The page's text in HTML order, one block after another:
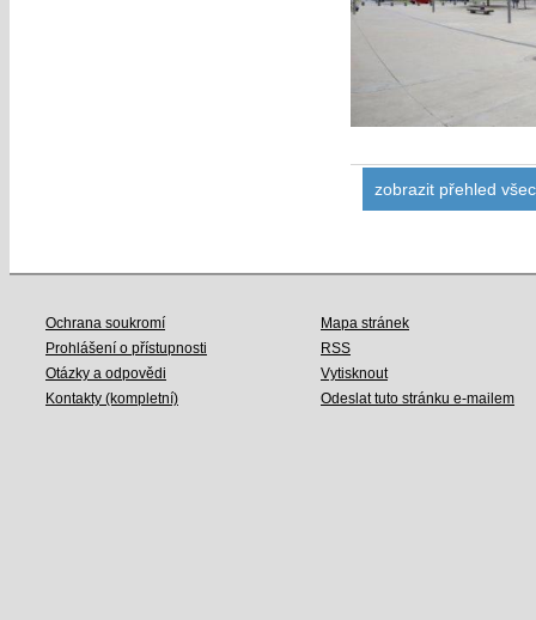
zobrazit přehled
Ochrana soukromí
Prohlášení o přístupnosti
Otázky a odpovědi
Kontakty (kompletní)
Mapa stránek
RSS
Vytisknout
Odeslat tuto stránku e-mailem